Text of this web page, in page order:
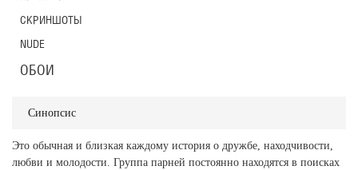
Синопсис
Это обычная и близкая каждому история о дружбе, находчивости,
любви и молодости. Группа парней постоянно находятся в поисках
СКРИНШОТЫ
NUDE
ОБОИ